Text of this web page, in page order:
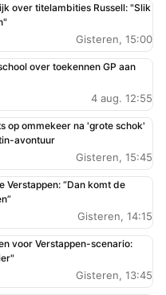
over titelambities Russell: "Slik
Gisteren, 15:00
over toekennen GP aan
4 aug. 12:55
op ommekeer na 'grote schok'
avontuur
Gisteren, 15:45
Verstappen: “Dan komt de
Gisteren, 14:15
voor Verstappen-scenario:
Gisteren, 13:45